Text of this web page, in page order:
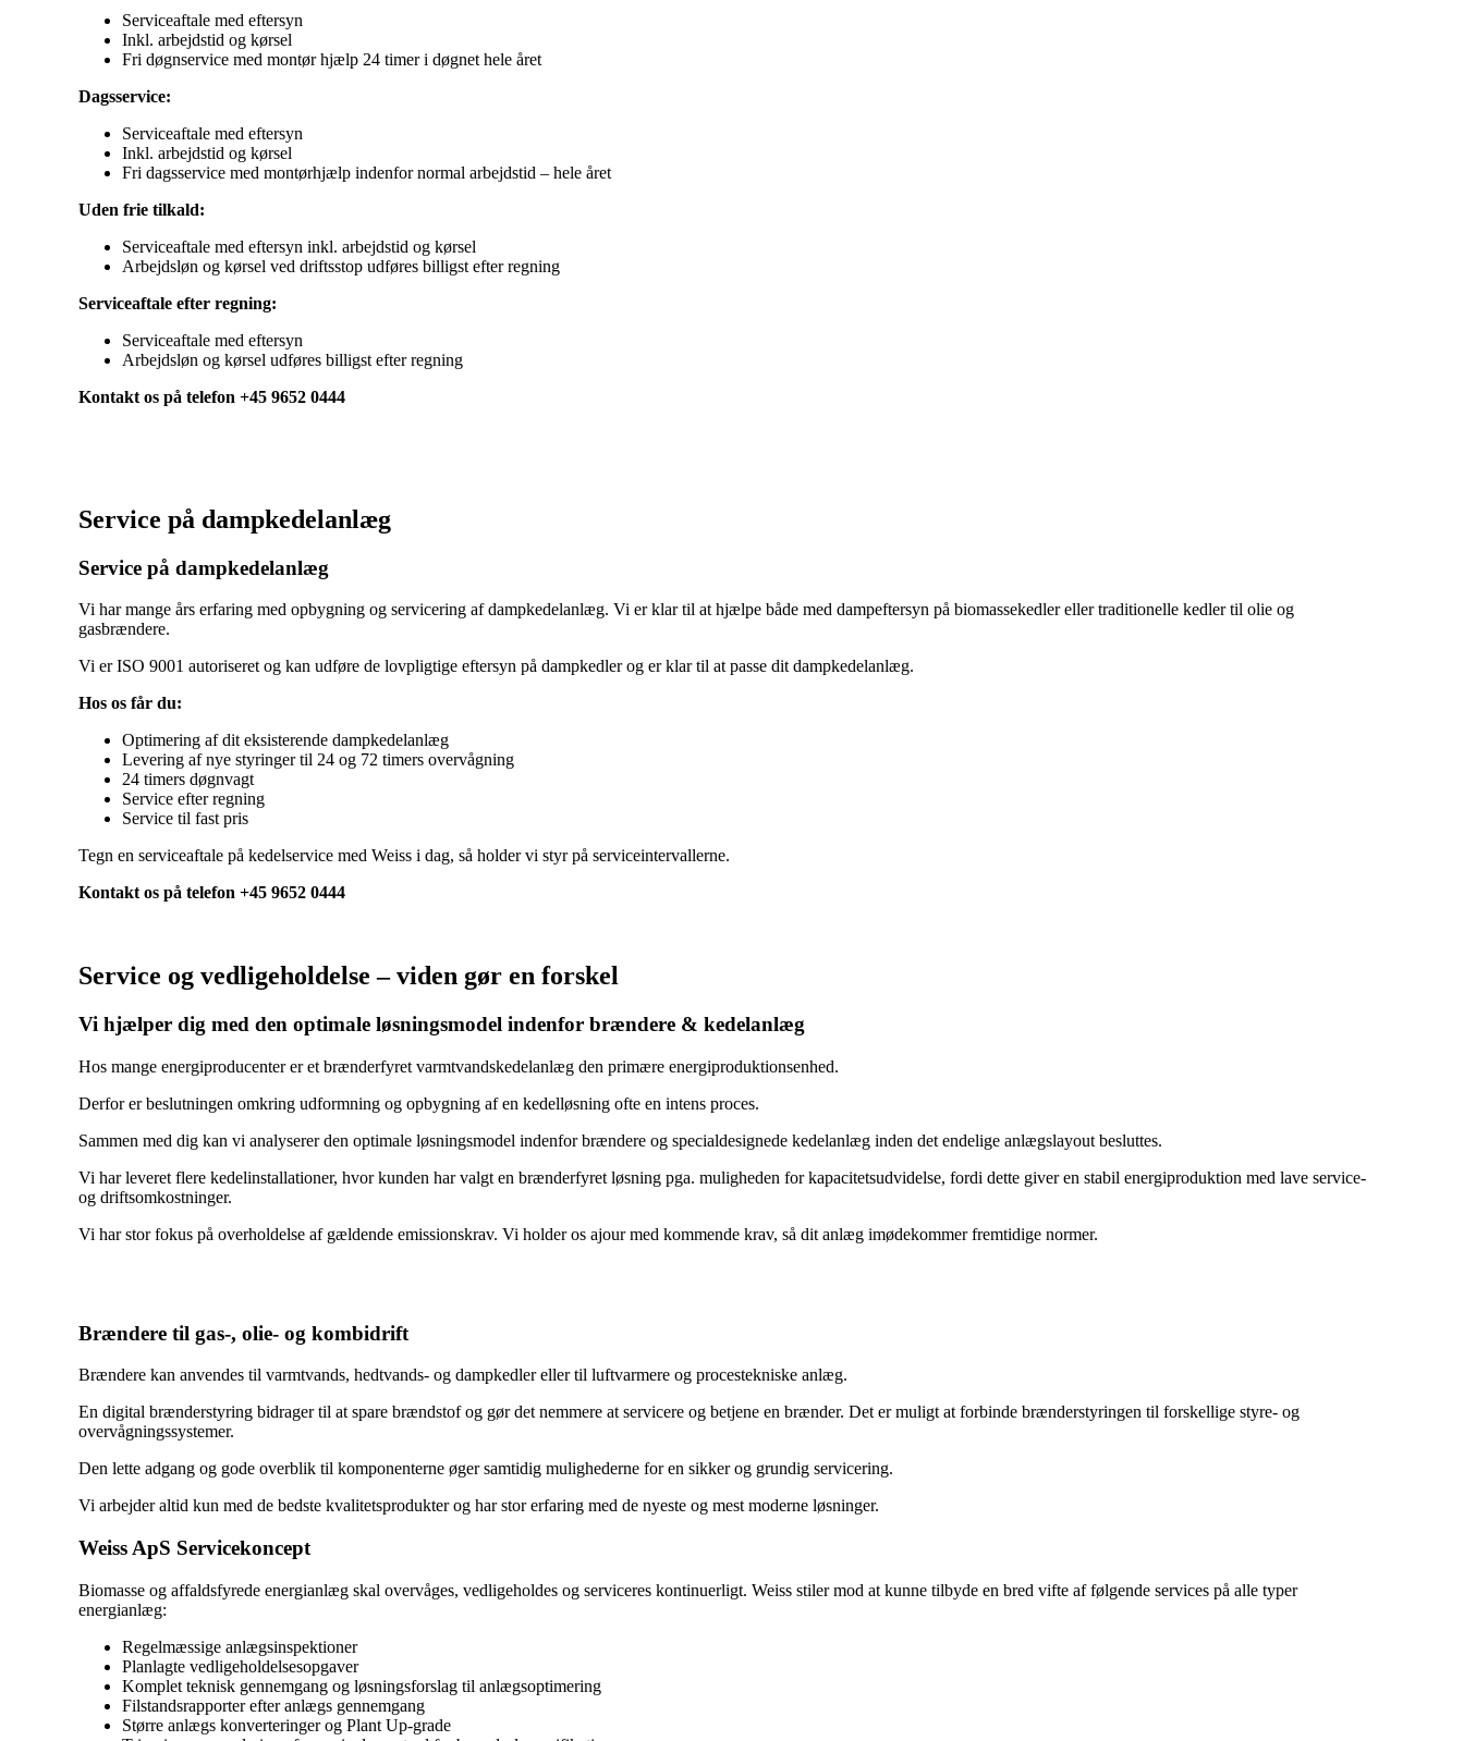
Serviceaftale med eftersyn
Inkl. arbejdstid og kørsel
Fri døgnservice med montør hjælp 24 timer i døgnet hele året
Dagsservice:
Serviceaftale med eftersyn
Inkl. arbejdstid og kørsel
Fri dagsservice med montørhjælp indenfor normal arbejdstid – hele året
Uden frie tilkald:
Serviceaftale med eftersyn inkl. arbejdstid og kørsel
Arbejdsløn og kørsel ved driftsstop udføres billigst efter regning
Serviceaftale efter regning:
Serviceaftale med eftersyn
Arbejdsløn og kørsel udføres billigst efter regning
Kontakt os på telefon +45 9652 0444
Service på dampkedelanlæg
Service på dampkedelanlæg
Vi har mange års erfaring med opbygning og servicering af dampkedelanlæg. Vi er klar til at hjælpe både med dampeftersyn på biomassekedler eller traditionelle kedler til olie og
gasbrændere.
Vi er ISO 9001 autoriseret og kan udføre de lovpligtige eftersyn på dampkedler og er klar til at passe dit dampkedelanlæg.
Hos os får du:
Optimering af dit eksisterende dampkedelanlæg
Levering af nye styringer til 24 og 72 timers overvågning
24 timers døgnvagt
Service efter regning
Service til fast pris
Tegn en serviceaftale på kedelservice med Weiss i dag, så holder vi styr på serviceintervallerne.
Kontakt os på telefon +45 9652 0444
Service og vedligeholdelse – viden gør en forskel
Vi hjælper dig med den optimale løsningsmodel indenfor brændere & kedelanlæg
Hos mange energiproducenter er et brænderfyret varmtvandskedelanlæg den primære energiproduktionsenhed.
Derfor er beslutningen omkring udformning og opbygning af en kedelløsning ofte en intens proces.
Sammen med dig kan vi analyserer den optimale løsningsmodel indenfor brændere og specialdesignede kedelanlæg inden det endelige anlægslayout besluttes.
Vi har leveret flere kedelinstallationer, hvor kunden har valgt en brænderfyret løsning pga. muligheden for kapacitetsudvidelse, fordi dette giver en stabil energiproduktion med lave service-
og driftsomkostninger.
Vi har stor fokus på overholdelse af gældende emissionskrav. Vi holder os ajour med kommende krav, så dit anlæg imødekommer fremtidige normer.
Brændere til gas-, olie- og kombidrift
Brændere kan anvendes til varmtvands, hedtvands- og dampkedler eller til luftvarmere og procestekniske anlæg.
En digital brænderstyring bidrager til at spare brændstof og gør det nemmere at servicere og betjene en brænder. Det er muligt at forbinde brænderstyringen til forskellige styre- og
overvågningssystemer.
Den lette adgang og gode overblik til komponenterne øger samtidig mulighederne for en sikker og grundig servicering.
Vi arbejder altid kun med de bedste kvalitetsprodukter og har stor erfaring med de nyeste og mest moderne løsninger.
Weiss ApS Servicekoncept
Biomasse og affaldsfyrede energianlæg skal overvåges, vedligeholdes og serviceres kontinuerligt. Weiss stiler mod at kunne tilbyde en bred vifte af følgende services på alle typer
energianlæg:
Regelmæssige anlægsinspektioner
Planlagte vedligeholdelsesopgaver
Komplet teknisk gennemgang og løsningsforslag til anlægsoptimering
Filstandsrapporter efter anlægs gennemgang
Større anlægs konverteringer og Plant Up-grade